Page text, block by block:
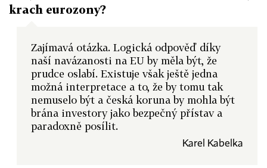
krach eurozony?
Zajímavá otázka. Logická odpověď díky
naší navázanosti na EU by měla být, že
prudce oslabí. Existuje však ještě jedna
možná interpretace a to, že by tomu tak
nemuselo být a česká koruna by mohla být
brána investory jako bezpečný přístav a
paradoxně posílit.
Karel Kabelka